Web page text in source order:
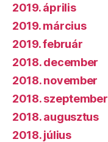
2019. április
2019. március
2019. február
2018. december
2018. november
2018. szeptember
2018. augusztus
2018. július